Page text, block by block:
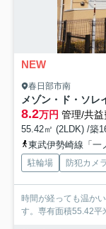
NEW
春日部市南
メゾン・ド・ソレ
8.2万円 管理/共
55.42㎡ (2LDK) /築
東武伊勢崎線「一
駐輪場 防犯カメラ
時間が経っても温か
す。専有面積55.42平